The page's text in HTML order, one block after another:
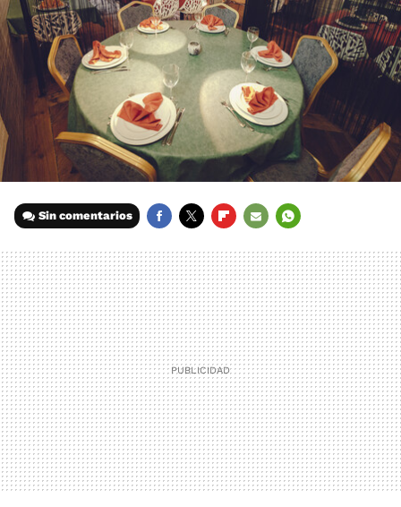
Sin comentarios
MAIL